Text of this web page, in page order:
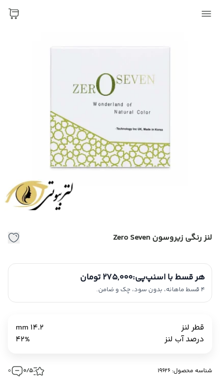
لنز رنگی زیروسون Zero Seven
هر قسط با اسنپ‌پی:275,000 تومان
4 قسط ماهانه، بدون سود، چک و ضامن.
قطر لنز
14.2 mm
درصد آب لنز
42%
شناسه محصول: 19626 0/5
0